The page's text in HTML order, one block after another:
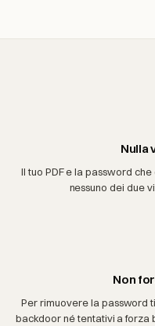
Nulla
Il tuo PDF e la password
nessuno dei due
Non
Per rimuovere la password
backdoor né tentativi a